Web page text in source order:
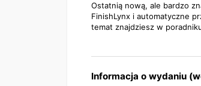
Ostatnią nową, ale bardzo
FinishLynx i automatyczne
temat znajdziesz w
Informacja o wydaniu